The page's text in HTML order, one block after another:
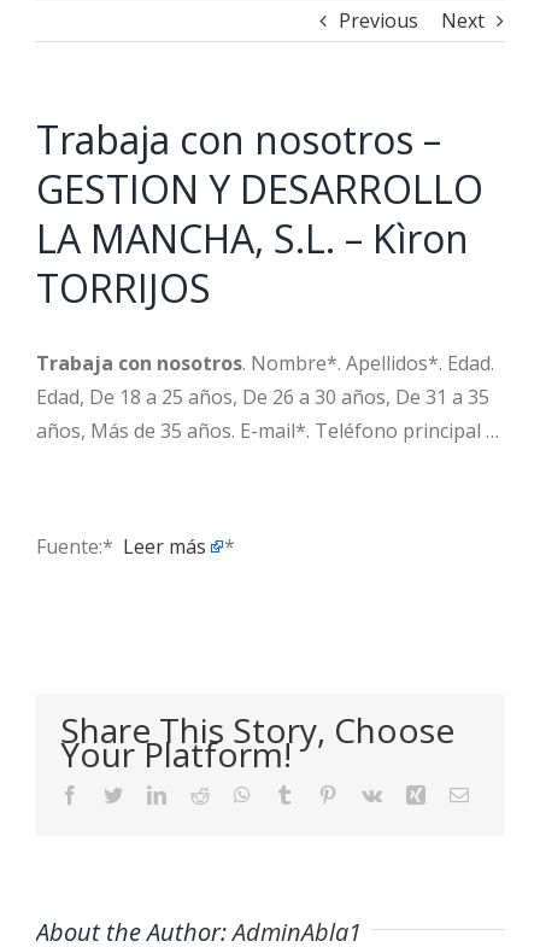
Previous Next
Trabaja con nosotros –
GESTION Y DESARROLLO
LA MANCHA, S.L. – Kìron
TORRIJOS
Trabaja con nosotros. Nombre*. Apellidos*. Edad.
Edad, De 18 a 25 años, De 26 a 30 años, De 31 a 35
años, Más de 35 años. E-mail*. Teléfono principal …
Fuente:* ​ Leer más *
Share This Story, Choose
Your Platform!
Facebook
TwitterLinkedIn
Reddit WhatsApp
Tumblr Pinterest
Vk Xing Email
About the Author:AdminAbla1